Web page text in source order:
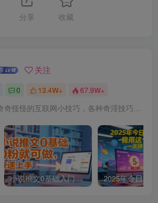
分享 收藏
关注
0 13.4W+ 67.9W+
分享一些奇奇怪怪的互联网小技巧，各种奇淫技巧都在本站。
小说推文0基础入门教程，0粉就可做，快速上手